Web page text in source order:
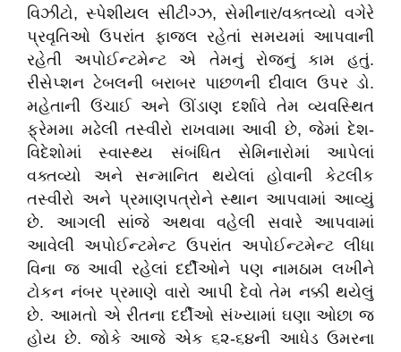
વિઝીટો, સ્પેશીયલ સીટીંગ્ઝ, સેમીનાર/વક્તવ્યો વગેરે
પ્રવૃતિઓ ઉપરાંત ફાજલ રહેતાં સમયમાં આપવાની
રહેતી અપોઈન્ટમેન્ટ એ તેમનું રોજનું કામ હતું.
રીસેપ્શન ટેબલની બરાબર પાછળની દીવાલ ઉપર ડો.
મહેતાની ઉંચાઈ અને ઊંડાણ દર્શાવે તેમ વ્યવસ્થિત
ફ્રેમમા મઢેલી તસ્વીરો રાખવામા આવી છે, જેમાં દેશ-
વિદેશોમાં સ્વાસ્થ્ય સંબંધિત સેમિનારોમાં આપેલાં
વક્તવ્યો અને સન્માનિત થયેલાં હોવાની કેટલીક
તસ્વીરો અને પ્રમાણપત્રોને સ્થાન આપવામાં આવ્યું
છે. આગલી સાંજે અથવા વહેલી સવારે આપવામાં
આવેલી અપોઈન્ટમેન્ટ ઉપરાંત અપોઈન્ટમેન્ટ લીધા
વિના જ આવી રહેલાં દર્દીઓને પણ નામઠામ લખીને
ટોકન નંબર પ્રમાણે વારો આપી દેવો તેમ નક્કી થયેલું
છે. આમતો એ રીતના દર્દીઓ સંખ્યામાં ઘણા ઓછા જ
હોય છે. જોકે આજે એક ૬૨-૬૪ની આધેડ ઉમરના